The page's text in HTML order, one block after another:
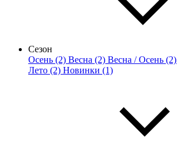
Сезон
Осень (2) Весна (2) Весна / Осень (2)
Лето (2) Новинки (1)